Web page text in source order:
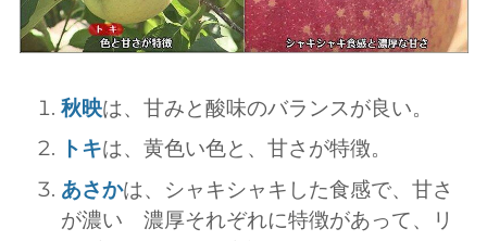
秋映は、甘みと酸味のバランスが良い。
トキは、黄色い色と、甘さが特徴。
あさかは、シャキシャキした食感で、甘さ
が濃い 濃厚それぞれに特徴があって、リ